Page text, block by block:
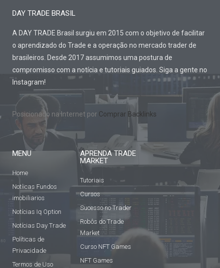
DAY TRADE BRASIL
A DAY TRADE Brasil surgiu em 2015 com o objetivo de facilitar
o aprendizado do Trade e a operação no mercado trader de
brasileiros. Desde 2017 assumimos uma postura de
compromisso com a notícia e tutoriais guiados. Siga a gente no
Instagram!
Posicionado na Internet por Comprar Backlinks
MENU
Home
Notíicas Fundos
imobiliarios
Notícias Iq Option
Notícias Day Trade
Políticas de
Privacidade
Termos de Uso
APRENDA TRADE
MARKET
Tutoriais
Cursos
Sucesso no Trader
Robôs do Trade
Market
Curso NFT Games
NFT Games